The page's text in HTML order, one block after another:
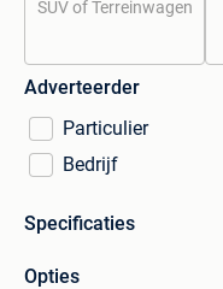
SUV of Terreinwagen
Adverteerder
Particulier
Bedrijf
Specificaties
Opties